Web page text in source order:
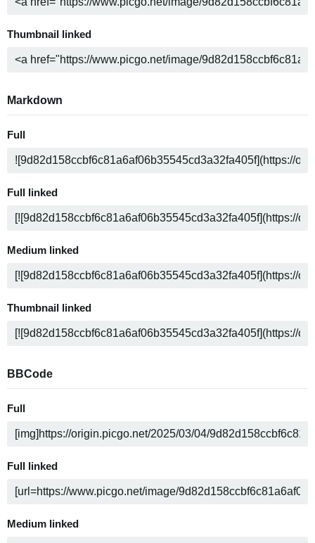
Thumbnail linked
Markdown
Full
Full linked
Medium linked
Thumbnail linked
BBCode
Full
Full linked
Medium linked